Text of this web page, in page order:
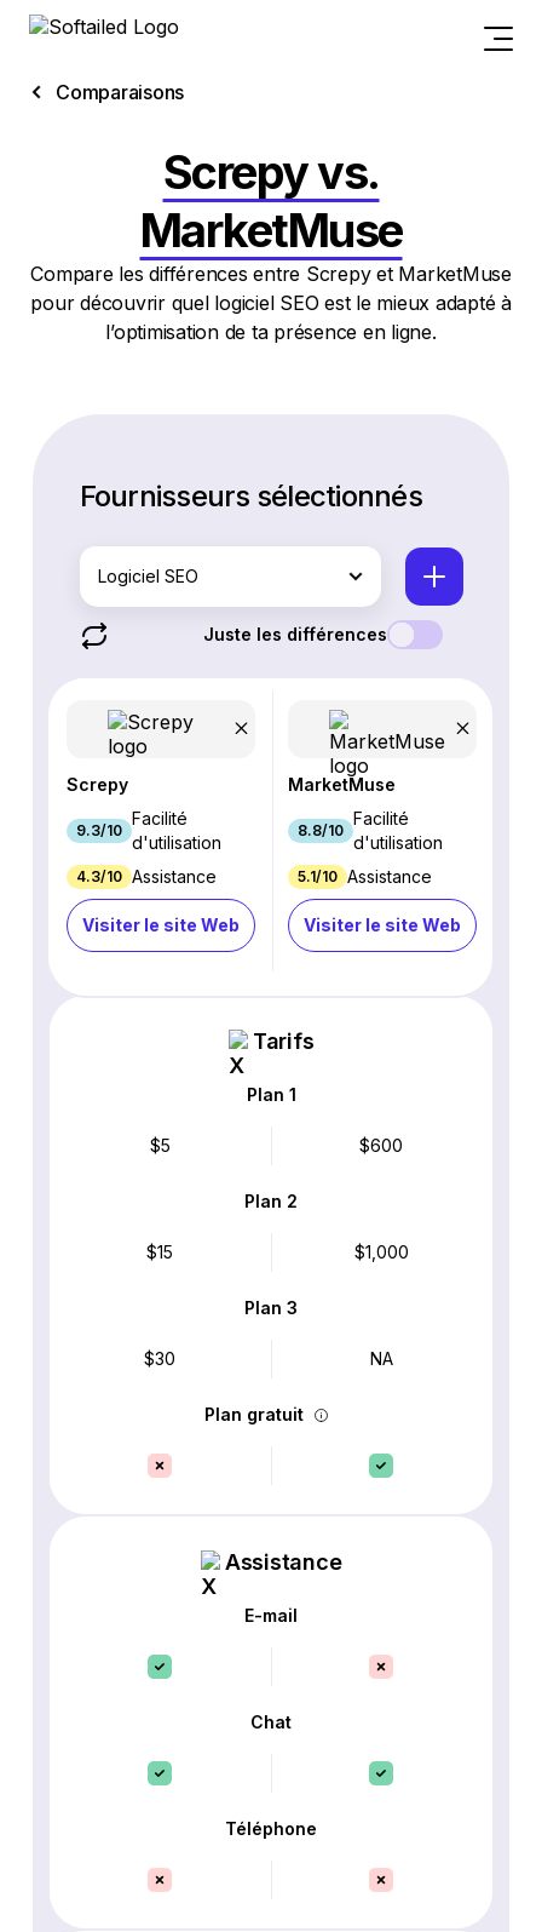
Comparaisons
Screpy vs.
MarketMuse
Compare les différences entre Screpy et MarketMuse
pour découvrir quel logiciel SEO est le mieux adapté à
l’optimisation de ta présence en ligne.
Fournisseurs sélectionnés
Logiciel SEO
Juste les différences
Screpy
9.3/10
Facilité
d'utilisation
4.3/10 Assistance
Visiter le site Web
MarketMuse
8.8/10
Facilité
d'utilisation
5.1/10 Assistance
Visiter le site Web
Tarifs
Plan 1
$5 $600
Plan 2
$15 $1,000
Plan 3
$30 NA
Plan gratuit
Assistance
E-mail
Chat
Téléphone